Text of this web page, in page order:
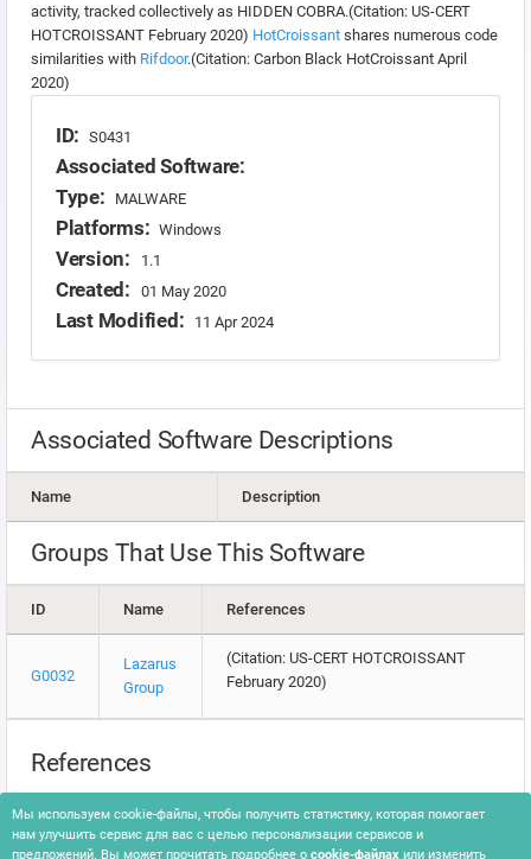
activity, tracked collectively as HIDDEN COBRA.(Citation: US-CERT
HOTCROISSANT February 2020) HotCroissant shares numerous code
similarities with Rifdoor.(Citation: Carbon Black HotCroissant April
2020)
ID: S0431
Associated Software:
Type:
MALWARE
Platforms: Windows
Version: 1.1
Created: 01 May 2020
Last Modified: 11 Apr 2024
Associated Software Descriptions
Name Description
Groups That Use This Software
ID Name References
G0032
Lazarus
Group
(Citation: US-CERT HOTCROISSANT
February 2020)
References
Knight, S.. (2020, April 16). VMware Carbon Black TAU Threat
Analysis: The Evolution of Lazarus. Retrieved May 1, 2020.
US-CERT. (2020, February 20). MAR-10271944-1.v1 – North
Мы используем cookie-файлы, чтобы получить статистику, которая помогает
нам улучшить сервис для вас с целью персонализации сервисов и
предложений. Вы может прочитать подробнее о cookie-файлах или изменить